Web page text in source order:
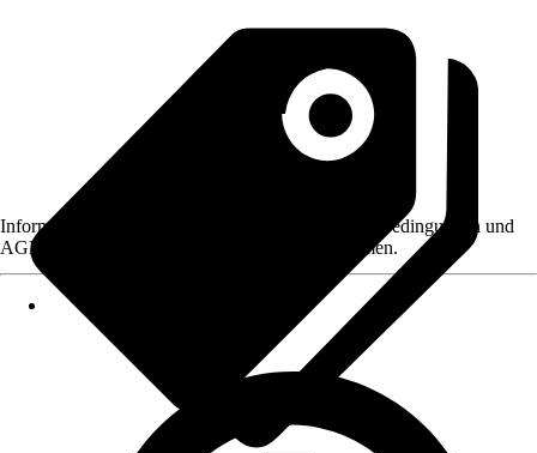
Informationen des Verkäufers, wie z. B. Rückgabebedingungen und
AGB, finden Sie bei Klick auf den Verkäufernamen.